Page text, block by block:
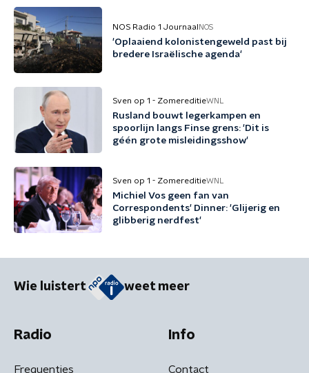
NOS Radio 1 Journaal NOS
'Oplaaiend kolonistengeweld past bij
bredere Israëlische agenda'
Sven op 1 - ZomereditieWNL
Rusland bouwt legerkampen en
spoorlijn langs Finse grens: 'Dit is
géén grote misleidingsshow'
Sven op 1 - ZomereditieWNL
Michiel Vos geen fan van
Correspondents' Dinner: 'Glijerig en
glibberig nerdfest'
Wie luistert weet meer
Radio
Frequenties
Info
Contact